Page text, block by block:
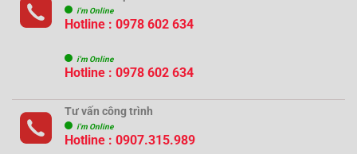
i'm Online
Hotline : 0978 602 634
i'm Online
Hotline : 0978 602 634
Tư vấn công trình
i'm Online
Hotline : 0907.315.989